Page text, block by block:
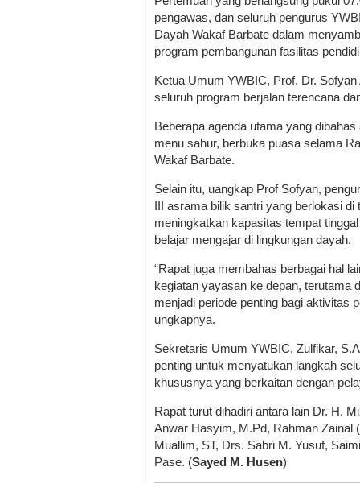
pengawas, dan seluruh pengurus
Dayah Wakaf Barbate dalam
program pembangunan fasilitas
Ketua Umum YWBIC, Prof. Dr.
seluruh program berjalan terencana
Beberapa agenda utama yang
menu sahur, berbuka puasa selama
Wakaf Barbate.
Selain itu, uangkap Prof Sofyan,
III asrama bilik santri yang berlokasi
meningkatkan kapasitas tempat
belajar mengajar di lingkungan dayah.
“Rapat juga membahas berbagai hal
kegiatan yayasan ke depan, terutama
menjadi periode penting bagi aktivitas
ungkapnya.
Sekretaris Umum YWBIC, Zulfikar,
penting untuk menyatukan langkah
khususnya yang berkaitan dengan
Rapat turut dihadiri antara lain Dr. H.
Anwar Hasyim, M.Pd, Rahman Zainal
Muallim, ST, Drs. Sabri M. Yusuf,
Pase. (Sayed M. Husen)